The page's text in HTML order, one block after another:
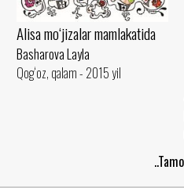
Alisa mo‘jizalar mamlakatida
Basharova Layla
Qog‘oz, qalam - 2015 yil